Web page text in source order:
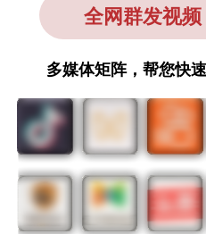
全网群发视频
多媒体矩阵，帮您快